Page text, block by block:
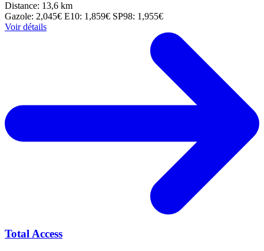
Distance: 13,6 km
Gazole: 2,045€ E10: 1,859€ SP98: 1,955€
Voir détails
Total Access